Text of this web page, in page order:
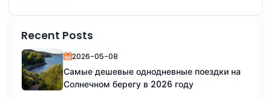
Recent Posts
2026-05-08
Самые дешевые однодневные поездки на
Солнечном берегу в 2026 году